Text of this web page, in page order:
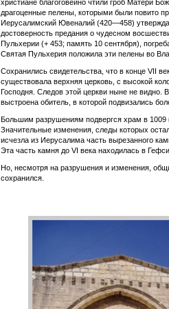
христиане благоговейно чтили гроб Матери
драгоценные пелены, которыми были повито
Иерусалимский Ювеналий (420—458)
достоверность предания о чудесном
Пульхерии (+ 453; память 10 сентября),
Святая Пульхерия положила эти пелены во
Сохранились свидетельства, что в конце VII
существовала верхняя церковь, с высокой
Господня. Следов этой церкви ныне не видно.
выстроена обитель, в которой подвизались
Большим разрушениям подвергся храм в 1009
Значительные изменения, следы которых
исчезла из Иерусалима часть вырезанного
Эта часть камня до VI века находилась в
Но, несмотря на разрушения и изменения,
сохранился.